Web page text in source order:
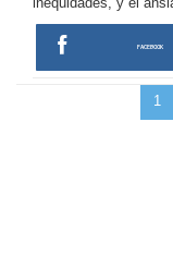
FACEBOOK
1